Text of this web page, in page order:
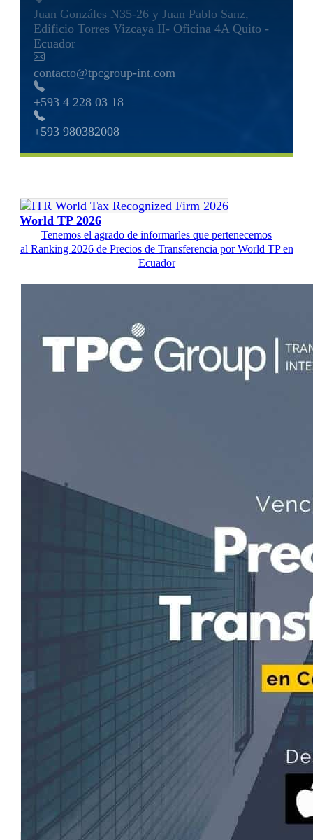
Juan Gonzáles N35-26 y Juan Pablo Sanz,
Edificio Torres Vizcaya II- Oficina 4A Quito -
Ecuador
contacto@tpcgroup-int.com
+593 4 228 03 18
+593 980382008
World TP 2026
Tenemos el agrado de informarles que pertenecemos
al Ranking 2026 de Precios de Transferencia por World TP en
Ecuador